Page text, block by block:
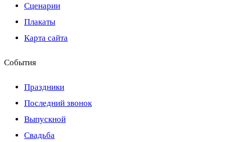
Сценарии
Плакаты
Карта сайта
События
Праздники
Последний звонок
Выпускной
Свадьба